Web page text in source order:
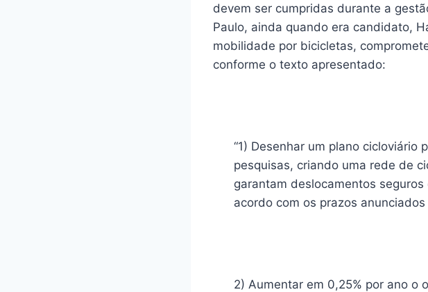
devem ser cumpridas durante a
Paulo, ainda quando era candidato,
mobilidade por bicicletas,
conforme o texto apresentado:
“1) Desenhar um plano
pesquisas, criando uma rede de
garantam deslocamentos
acordo com os prazos
2) Aumentar em 0,25% por ano o